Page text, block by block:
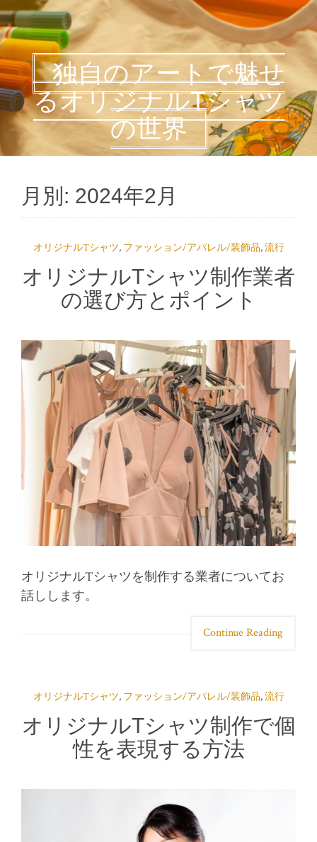
独自のアートで魅せ
るオリジナルTシャツ
の世界
月別: 2024年2月
オリジナルTシャツ, ファッション/アパレル/装飾品,流行
オリジナルTシャツ制作業者
の選び方とポイント
オリジナルTシャツを制作する業者についてお
話しします。
Continue Reading
オリジナルTシャツ, ファッション/アパレル/装飾品,流行
オリジナルTシャツ制作で個
性を表現する方法